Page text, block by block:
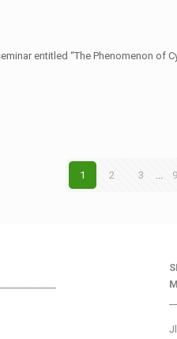
entitled “The Phenomenon of
1 2 3 ...